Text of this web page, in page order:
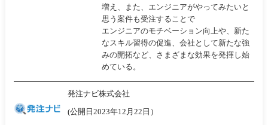
増え、また、エンジニアがやってみたいと
思う案件も受注することで
エンジニアのモチベーション向上や、新た
なスキル習得の促進、会社として新たな強
みの開拓など、さまざまな効果を発揮し始
めている。
発注ナビ株式会社
(公開日2023年12月22日）